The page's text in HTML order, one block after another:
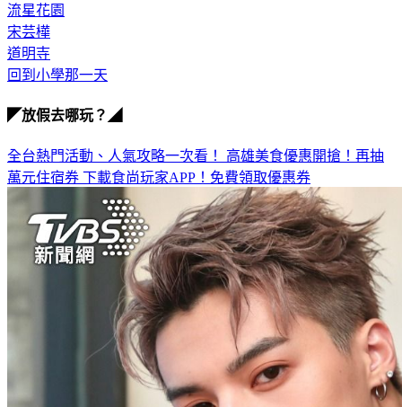
流星花園
宋芸樺
道明寺
回到小學那一天
◤放假去哪玩？◢
全台熱門活動、人氣攻略一次看！ 高雄美食優惠開搶！再抽
萬元住宿券 下載食尚玩家APP！免費領取優惠券